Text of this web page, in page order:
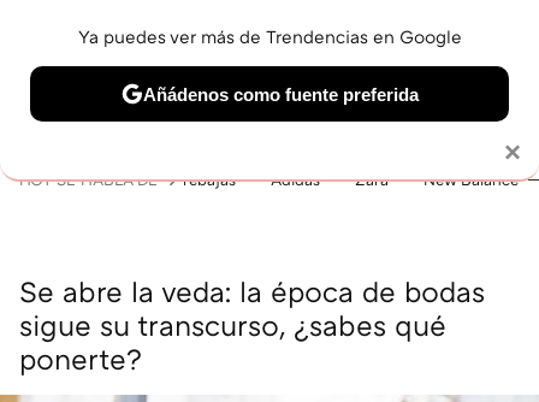
BELLEZA SHOPPING VIAJES GASTRO SNEAKERS
HOY SE HABLA DE rebajas Adidas Zara New Balance
Se abre la veda: la época de bodas
sigue su transcurso, ¿sabes qué
ponerte?
×
Ya puedes ver más de Trendencias en Google
Añádenos como fuente preferida